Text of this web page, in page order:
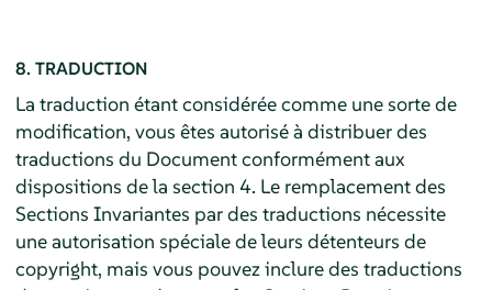
8. TRADUCTION
La traduction étant considérée comme une sorte de
modification, vous êtes autorisé à distribuer des
traductions du Document conformément aux
dispositions de la section 4. Le remplacement des
Sections Invariantes par des traductions nécessite
une autorisation spéciale de leurs détenteurs de
copyright, mais vous pouvez inclure des traductions